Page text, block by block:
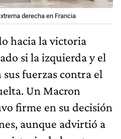
derecha en Francia
hacia la victoria
si la izquierda y el
fuerzas contra el
Un Macron
firme en su decisión
aunque advirtió a